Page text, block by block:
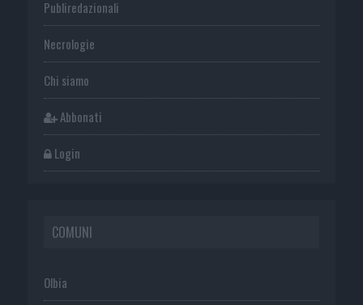
Publiredazionali
Necrologie
Chi siamo
Abbonati
Login
COMUNI
Olbia